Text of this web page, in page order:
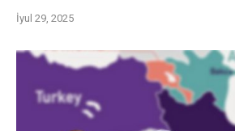
İyul 29, 2025